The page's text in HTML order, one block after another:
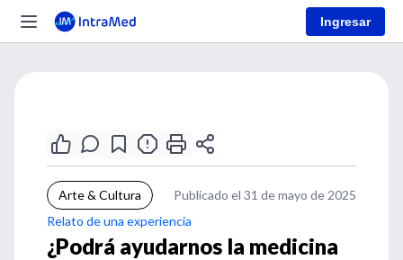
Ingresar
Arte & Cultura
Publicado el 31 de mayo de 2025
Relato de una experiencia
¿Podrá ayudarnos la medicina